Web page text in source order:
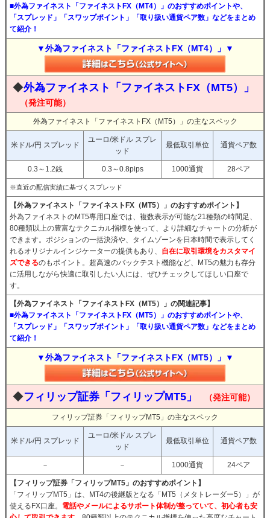
■外為ファイネスト「ファイネストFX（MT4）」のおすすめポイントや、
「スプレッド」「スワップポイント」「取り扱い通貨ペア数」などをまとめ
て紹介！
▼外為ファイネスト「ファイネストFX（MT4）」▼
◆外為ファイネスト「ファイネストFX（MT5）」
（発注可能）
外為ファイネスト「ファイネストFX（MT5）」の主なスペック
米ドル/円 スプレッド
ユーロ/米ドル スプレ
ッド
最低取引単位 通貨ペア数
0.3～1.2銭 0.3～0.8pips 1000通貨 28ペア
※直近の配信実績に基づくスプレッド
【外為ファイネスト「ファイネストFX（MT5）」のおすすめポイント】
外為ファイネストのMT5専用口座では、複数表示が可能な21種類の時間足、
80種類以上の豊富なテクニカル指標を使って、より詳細なチャートの分析が
できます。ポジションの一括決済や、タイムゾーンを日本時間で表示してく
れるオリジナルインジケーターの提供もあり、 自在に取引環境をカスタマイ
ズできるのもポイント。超高速のバックテスト機能など、MT5の魅力も存分
に活用しながら快適に取引したい人には、ぜひチェックしてほしい口座で
す。
【外為ファイネスト「ファイネストFX（MT5）」の関連記事】
■外為ファイネスト「ファイネストFX（MT5）」のおすすめポイントや、
「スプレッド」「スワップポイント」「取り扱い通貨ペア数」などをまとめ
て紹介！
▼外為ファイネスト「ファイネストFX（MT5）」▼
◆フィリップ証券「フィリップMT5」 （発注可能）
フィリップ証券「フィリップMT5」の主なスペック
米ドル/円 スプレッド
ユーロ/米ドル スプレ
ッド
最低取引単位 通貨ペア数
－ － 1000通貨 24ペア
【フィリップ証券「フィリップMT5」のおすすめポイント】
「フィリップMT5」は、MT4の後継版となる「MT5（メタトレーダー5）」が
使えるFX口座。 電話やメールによるサポート体制が整っていて、初心者も安